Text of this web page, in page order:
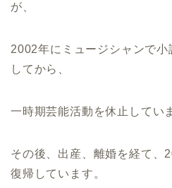
が、
2002年にミュージシャンで
してから、
一時期芸能活動を休止してい
その後、出産、離婚を経て、
復帰しています。